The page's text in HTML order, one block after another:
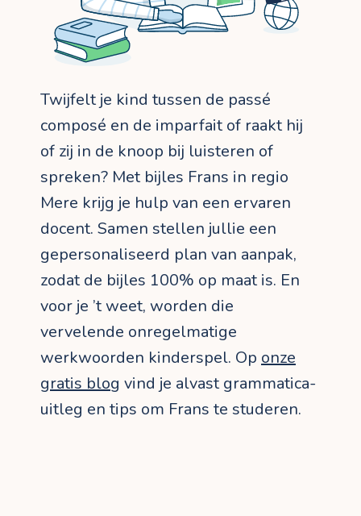
Twijfelt je kind tussen de passé
composé en de imparfait of raakt hij
of zij in de knoop bij luisteren of
spreken? Met bijles Frans in regio
Mere krijg je hulp van een ervaren
docent. Samen stellen jullie een
gepersonaliseerd plan van aanpak,
zodat de bijles 100% op maat is. En
voor je ’t weet, worden die
vervelende onregelmatige
werkwoorden kinderspel. Op onze
gratis blog vind je alvast grammatica-
uitleg en tips om Frans te studeren.